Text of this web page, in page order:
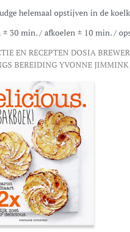
helemaal opstijven in de
± 30 min. / afkoelen ± 10 min. /
EN RECEPTEN DOSIA
BEREIDING YVONNE JIMMINK